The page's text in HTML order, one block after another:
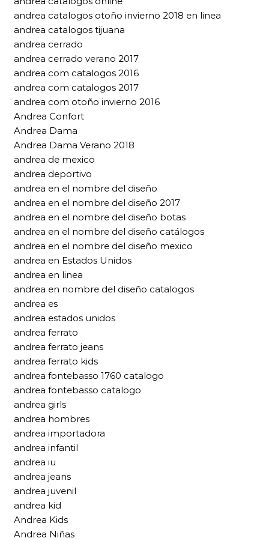
andrea catalogos otoño invierno 2018 en linea
andrea catalogos tijuana
andrea cerrado
andrea cerrado verano 2017
andrea com catalogos 2016
andrea com catalogos 2017
andrea com otoño invierno 2016
Andrea Confort
Andrea Dama
Andrea Dama Verano 2018
andrea de mexico
andrea deportivo
andrea en el nombre del diseño
andrea en el nombre del diseño 2017
andrea en el nombre del diseño botas
andrea en el nombre del diseño catálogos
andrea en el nombre del diseño mexico
andrea en Estados Unidos
andrea en linea
andrea en nombre del diseño catalogos
andrea es
andrea estados unidos
andrea ferrato
andrea ferrato jeans
andrea ferrato kids
andrea fontebasso 1760 catalogo
andrea fontebasso catalogo
andrea girls
andrea hombres
andrea importadora
andrea infantil
andrea iu
andrea jeans
andrea juvenil
andrea kid
Andrea Kids
Andrea Niñas